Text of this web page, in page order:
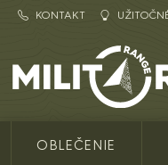
KONTAKT
Army
OBLEČENIE